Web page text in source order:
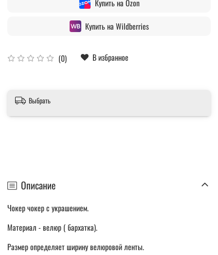
(0) В избранное
Купить на Ozon
Купить на Wildberries
Выбрать
Описание
Чокер чокер с украшением.
Материал - велюр ( бархатка).
Размер определяет ширину велюровой ленты.